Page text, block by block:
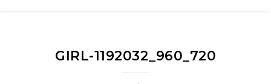
GIRL-1192032_960_720